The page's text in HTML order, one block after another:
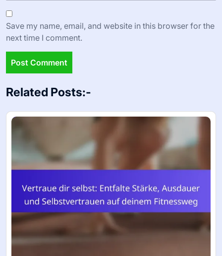
Save my name, email, and website in this browser for the
next time I comment.
Related Posts:-